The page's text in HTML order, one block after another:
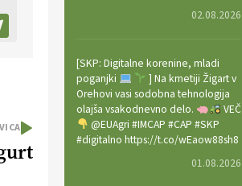
02.08.2026
[SKP: Digitalne korenine, mladi
poganjki
] Na kmetiji Žigart v
Orehovi vasi sodobna tehnologija
olajša vsakodnevno delo.
VEČ
@EUAgri #IMCAP #CAP #SKP
#digitalno https://t.co/wEaow88sh8
01.08.2026